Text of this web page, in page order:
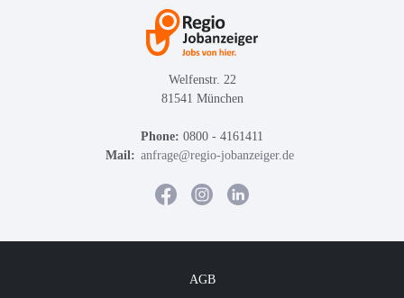
Welfenstr. 22
81541 München
Phone: 0800 - 4161411
Mail: anfrage@regio-jobanzeiger.de
AGB